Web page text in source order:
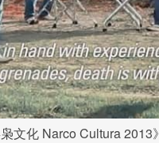
枭文化 Narco Cultura 2013》